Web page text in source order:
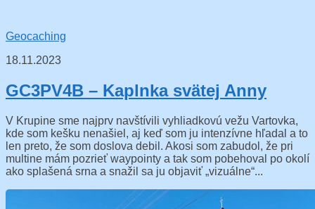
Geocaching
18.11.2023
GC3PV4B – Kaplnka svätej Anny
V Krupine sme najprv navštívili vyhliadkovú vežu Vartovka,
kde som kešku nenašiel, aj keď som ju intenzívne hľadal a to
len preto, že som doslova debil. Akosi som zabudol, že pri
multine mám pozrieť waypointy a tak som pobehoval po okolí
ako splašená srna a snažil sa ju objaviť „vizuálne“...